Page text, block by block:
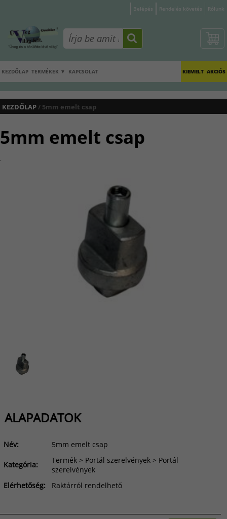
Rólunk
Rendelés követés
Belépés
KEZDŐLAP TERMÉKEK ▼ KAPCSOLAT AKCIÓS
KIEMELT
KEZDŐLAP/ 5mm emelt csap
5mm emelt csap
.
ALAPADATOK
Név: 5mm emelt csap
Kategória:
Termék > Portál szerelvények > Portál
szerelvények
Elérhetőség:
Raktárról rendelhető